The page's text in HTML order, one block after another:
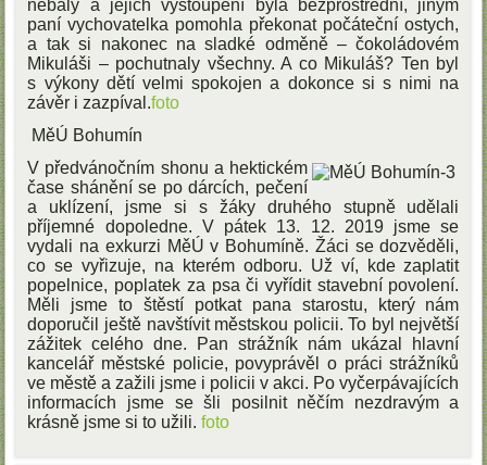
nebály a jejich vystoupení byla bezprostřední, jiným
paní vychovatelka pomohla překonat počáteční ostych,
a tak si nakonec na sladké odměně – čokoládovém
Mikuláši – pochutnaly všechny. A co Mikuláš? Ten byl
s výkony dětí velmi spokojen a dokonce si s nimi na
závěr i zazpíval.foto
MěÚ Bohumín
V předvánočním shonu a hektickém
čase shánění se po dárcích, pečení
a uklízení, jsme si s žáky druhého stupně udělali
příjemné dopoledne. V pátek 13. 12. 2019 jsme se
vydali na exkurzi MěÚ v Bohumíně. Žáci se dozvěděli,
co se vyřizuje, na kterém odboru. Už ví, kde zaplatit
popelnice, poplatek za psa či vyřídit stavební povolení.
Měli jsme to štěstí potkat pana starostu, který nám
doporučil ještě navštívit městskou policii. To byl největší
zážitek celého dne. Pan strážník nám ukázal hlavní
kancelář městské policie, povyprávěl o práci strážníků
ve městě a zažili jsme i policii v akci. Po vyčerpávajících
informacích jsme se šli posilnit něčím nezdravým a
krásně jsme si to užili.foto